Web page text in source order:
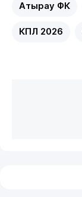
Атырау ФК
КПЛ 2026